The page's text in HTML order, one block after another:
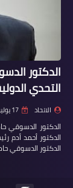
الدكتور
التحدي
الاتحاد 17 يوليو 2026
الدكتور الدسوقي
الدكتور أحمد أدم
الدكتور الدسوقي